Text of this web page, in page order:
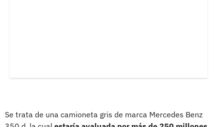
Se trata de una camioneta gris de marca Mercedes Benz